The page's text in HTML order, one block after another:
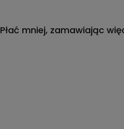
Płać mniej, zamawiając